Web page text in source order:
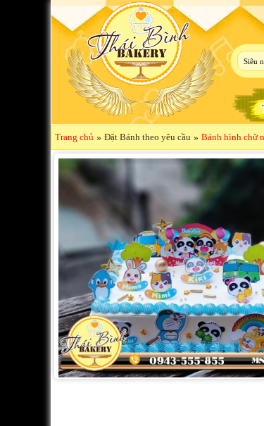
Trang chủ » Đặt Bánh theo yêu cầu » Bánh hình chữ